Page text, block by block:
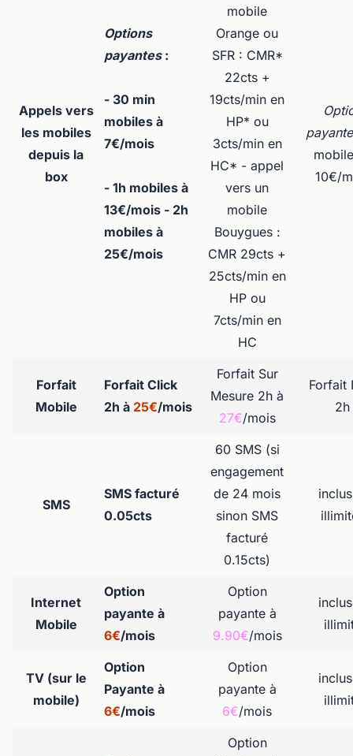
Appels vers
les mobiles
depuis la
box
Options
payantes :
- 30 min
mobiles à
7€/mois
- 1h mobiles à
13€/mois - 2h
mobiles à
25€/mois
mobile
Orange ou
SFR : CMR*
22cts +
19cts/min en
HP* ou
3cts/min en
HC* - appel
vers un
mobile
Bouygues :
CMR 29cts +
25cts/min en
HP ou
7cts/min en
HC
payante
10€/
Forfait
Mobile
Forfait Click
2h à 25€/mois
Forfait Sur
Mesure 2h à
27€/mois
Forfait
2h
SMS
SMS facturé
0.05cts
60 SMS (si
engagement
de 24 mois
sinon SMS
facturé
0.15cts)
Internet
Mobile
Option
payante à
6€/mois
Option
payante à
9.90€/mois
TV (sur le
mobile)
Option
Payante à
6€/mois
Option
payante à
6€/mois
Option